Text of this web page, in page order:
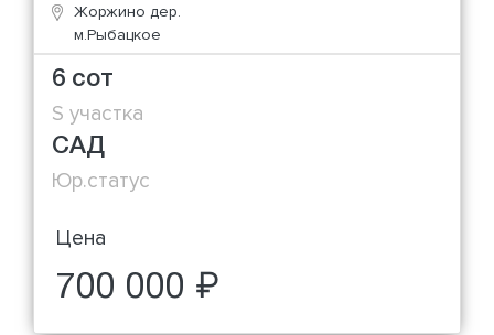
Жоржино дер.
м.Рыбацкое
6 сот
S участка
САД
Юр.статус
Цена
700 000 ₽